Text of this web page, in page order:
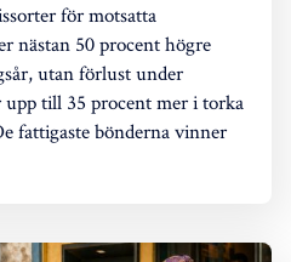
för motsatta
nästan 50 procent högre
utan förlust under
till 35 procent mer i torka
fattigaste bönderna vinner